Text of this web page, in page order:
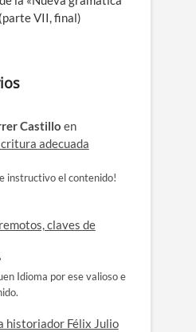
VII, final)
Castillo en
adecuada
instructivo el contenido!
claves de
Idioma por ese valioso e
historiador Félix Julio